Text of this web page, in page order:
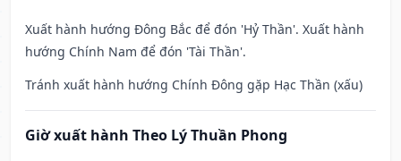
Xuất hành hướng Đông Bắc để đón 'Hỷ Thần'. Xuất hành
hướng Chính Nam để đón 'Tài Thần'.
Tránh xuất hành hướng Chính Đông gặp Hạc Thần (xấu)
Giờ xuất hành Theo Lý Thuần Phong